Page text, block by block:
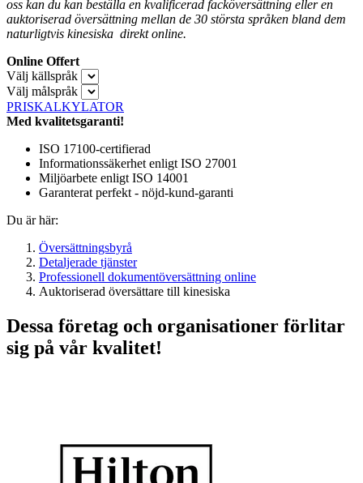
oss kan du kan beställa en kvalificerad facköversättning eller en
auktoriserad översättning mellan de 30 största språken bland dem
naturligtvis kinesiska direkt online.
Online Offert
Välj källspråk
Välj målspråk
PRISKALKYLATOR
Med kvalitetsgaranti!
ISO 17100-certifierad
Informationssäkerhet enligt ISO 27001
Miljöarbete enligt ISO 14001
Garanterat perfekt - nöjd-kund-garanti
Du är här:
Översättningsbyrå
Detaljerade tjänster
Professionell dokumentöversättning online
Auktoriserad översättare till kinesiska
Dessa företag och organisationer förlitar
sig på vår kvalitet!